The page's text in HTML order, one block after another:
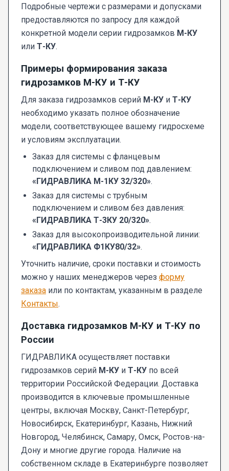
Подробные чертежи с размерами и допусками
предоставляются по запросу для каждой
конкретной модели серии гидрозамков М-КУ
или Т-КУ.
Примеры формирования заказа
гидрозамков М-КУ и Т-КУ
Для заказа гидрозамков серий М-КУ и Т-КУ
необходимо указать полное обозначение
модели, соответствующее вашему гидросхеме
и условиям эксплуатации.
Заказ для системы с фланцевым
подключением и сливом под давлением:
«ГИДРАВЛИКА М-1КУ 32/320».
Заказ для системы с трубным
подключением и сливом без давления:
«ГИДРАВЛИКА Т-3КУ 20/320».
Заказ для высокопроизводительной линии:
«ГИДРАВЛИКА Ф1КУ80/32».
Уточнить наличие, сроки поставки и стоимость
можно у наших менеджеров через форму
заказа или по контактам, указанным в разделе
Контакты.
Доставка гидрозамков М-КУ и Т-КУ по
России
ГИДРАВЛИКА осуществляет поставки
гидрозамков серий М-КУ и Т-КУ по всей
территории Российской Федерации. Доставка
производится в ключевые промышленные
центры, включая Москву, Санкт-Петербург,
Новосибирск, Екатеринбург, Казань, Нижний
Новгород, Челябинск, Самару, Омск, Ростов-на-
Дону и многие другие города. Наличие на
собственном складе в Екатеринбурге позволяет